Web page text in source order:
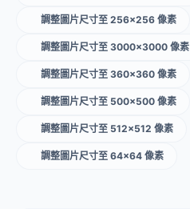
調整圖片尺寸至 256×256 像素
調整圖片尺寸至 3000×3000 像素
調整圖片尺寸至 360×360 像素
調整圖片尺寸至 500×500 像素
調整圖片尺寸至 512×512 像素
調整圖片尺寸至 64×64 像素